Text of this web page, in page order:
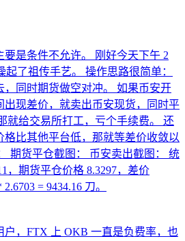
要是条件不允许。 刚好今天下午 2
了祖传手艺。 操作思路很简单：
，同时期货做空对冲。 如果币安开
出现差价，就卖出币安现货，同时平
就给交易所打工，亏个手续费。 还
比其他平台低，那就等差价收敛以
期货平仓截图： 币安卖出截图： 统
，期货平仓价格 8.3297，差价
= 9434.16 刀。
户，FTX 上 OKB 一直是负费率，也